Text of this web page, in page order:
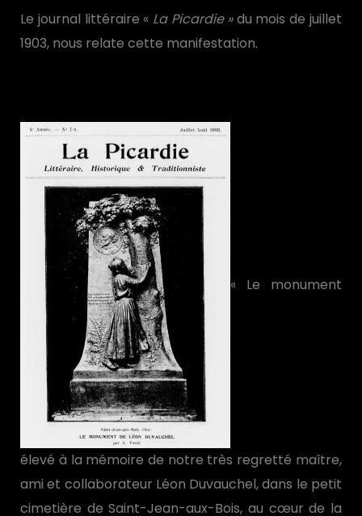
Le journal littéraire « La Picardie »du mois de juillet
1903, nous relate cette manifestation.
« Le monument
élevé à la mémoire de notre très regretté maître,
ami et collaborateur Léon Duvauchel, dans le petit
cimetière de Saint-Jean-aux-Bois, au cœur de la